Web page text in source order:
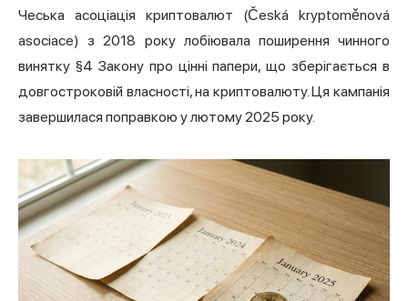
Чеська асоціація криптовалют (Česká kryptoměnová
asociace) з 2018 року лобіювала поширення чинного
винятку §4 Закону про цінні папери, що зберігається в
довгостроковій власності, на криптовалюту. Ця кампанія
завершилася поправкою у лютому 2025 року.